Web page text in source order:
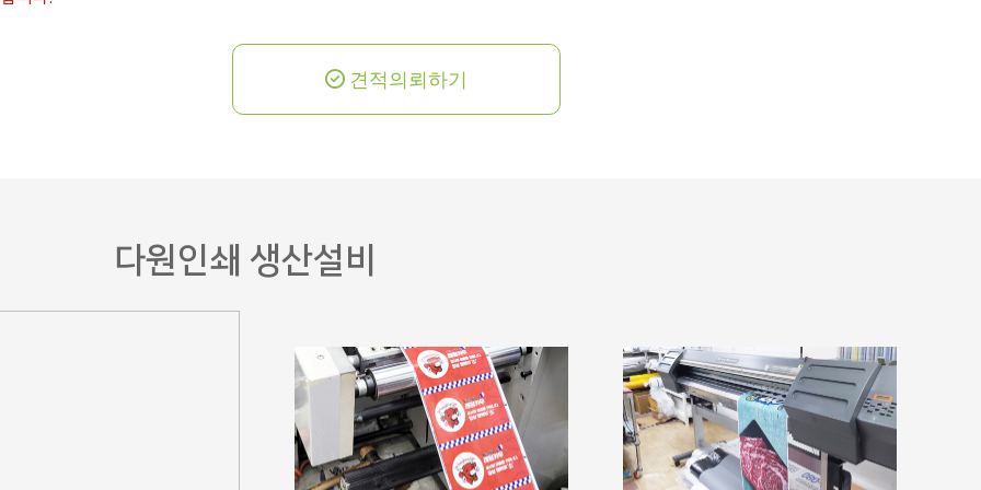
목적 또는 제공받은 목적이 달성되면 파기됩니다.
이 거래 관련 권리 의무 관계의 확인 등을 이유로 일정기간 보유하여야 할 필요가 있을 경우에는 일정기간 보유합니다.
열람을 요구하는 경우 다원인쇄는 지체없이 그 열람을 허용합니다.
비스를 받는 동안 회원님의 개인정보는 다원인쇄가 관리하게 됩니다.
견적의뢰하기
다원인쇄 생산설비